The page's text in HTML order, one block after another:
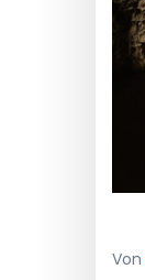
Von